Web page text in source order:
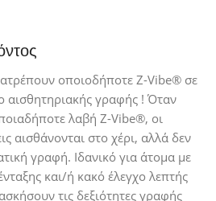
οποιοδήποτε Z-Vibe® σε
αισθητηριακής γραφής ! Όταν
λαβή Z-Vibe®, οι
αισθάνονται στο χέρι, αλλά δεν
γραφή. Ιδανικό για άτομα με
και/ή κακό έλεγχο λεπτής
τις δεξιότητες γραφής